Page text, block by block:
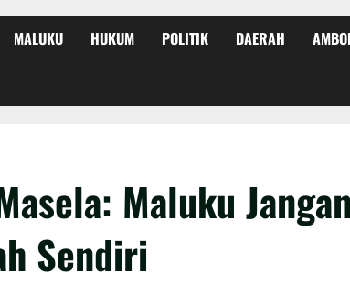
MALUKU HUKUM POLITIK DAERAH
Maluku
Sendiri